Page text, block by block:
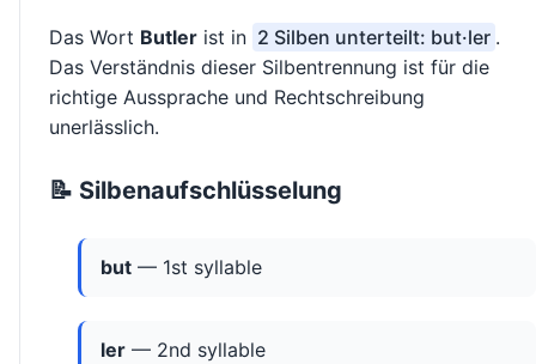
Das Wort Butler ist in 2 Silben unterteilt: but·ler .
Das Verständnis dieser Silbentrennung ist für die
richtige Aussprache und Rechtschreibung
unerlässlich.
📝 Silbenaufschlüsselung
but — 1st syllable
ler — 2nd syllable